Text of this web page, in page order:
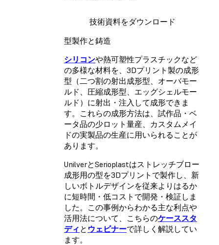
技術資料をダウンロード
型製作と鋳造
シリコンや熱可塑性プラスチックなど
の多様な材料を、3Dプリント製の成形
型（二つ割の射出成形型、オーバモー
ルド、圧縮成形型、エッグシェルモー
ルド）に射出・注入して成形できま
す。これらの成形方法は、試作品・ベ
ータ品の少ロット量産、カスタムメイ
ドの実製品の生産に用いられることが
あります。
UnilverとSerioplastはストレッチブロー
成形用の型を3Dプリントで製作し、新
しいボトルデザインを従来よりはるか
に短時間・低コストで開発・検証しま
した。この事例からわかる主な利点や
活用法について、こちらのケーススタ
ディ と ウェビナーで詳しく解説してい
ます。